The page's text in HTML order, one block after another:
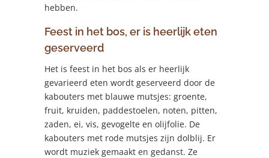
hebben.
Feest in het bos, er is heerlijk eten
geserveerd
Het is feest in het bos als er heerlijk
gevarieerd eten wordt geserveerd door de
kabouters met blauwe mutsjes: groente,
fruit, kruiden, paddestoelen, noten, pitten,
zaden, ei, vis, gevogelte en olijfolie. De
kabouters met rode mutsjes zijn dolblij. Er
wordt muziek gemaakt en gedanst. Ze